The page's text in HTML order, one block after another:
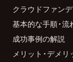
クラウドファン
基本的な手順・流
成功事例の解説
メリット・デメリ